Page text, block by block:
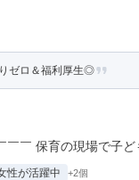
ゼロ＆福利厚生◎
￣ 保育の現場で子ど
性が活躍中 +2個